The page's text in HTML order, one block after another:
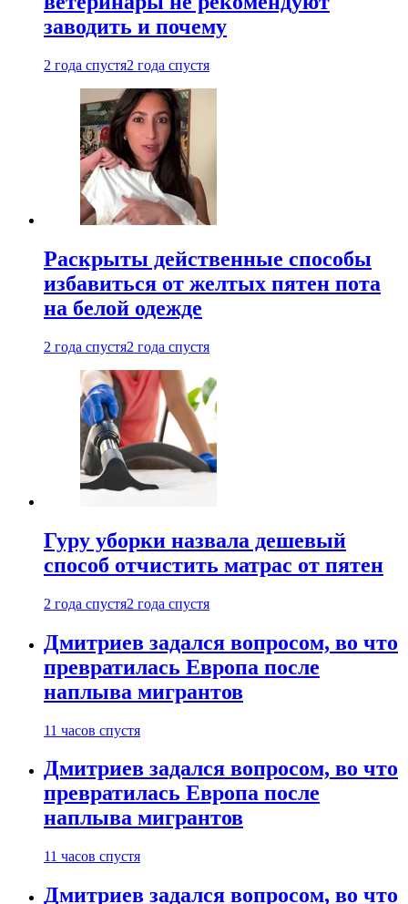
заводить и почему
2 года спустя2 года спустя
Раскрыты действенные способы
избавиться от желтых пятен пота
на белой одежде
2 года спустя2 года спустя
Гуру уборки назвала дешевый
способ отчистить матрас от пятен
2 года спустя2 года спустя
Дмитриев задался вопросом, во что
превратилась Европа после
наплыва мигрантов
11 часов спустя
Дмитриев задался вопросом, во что
превратилась Европа после
наплыва мигрантов
11 часов спустя
Дмитриев задался вопросом, во что